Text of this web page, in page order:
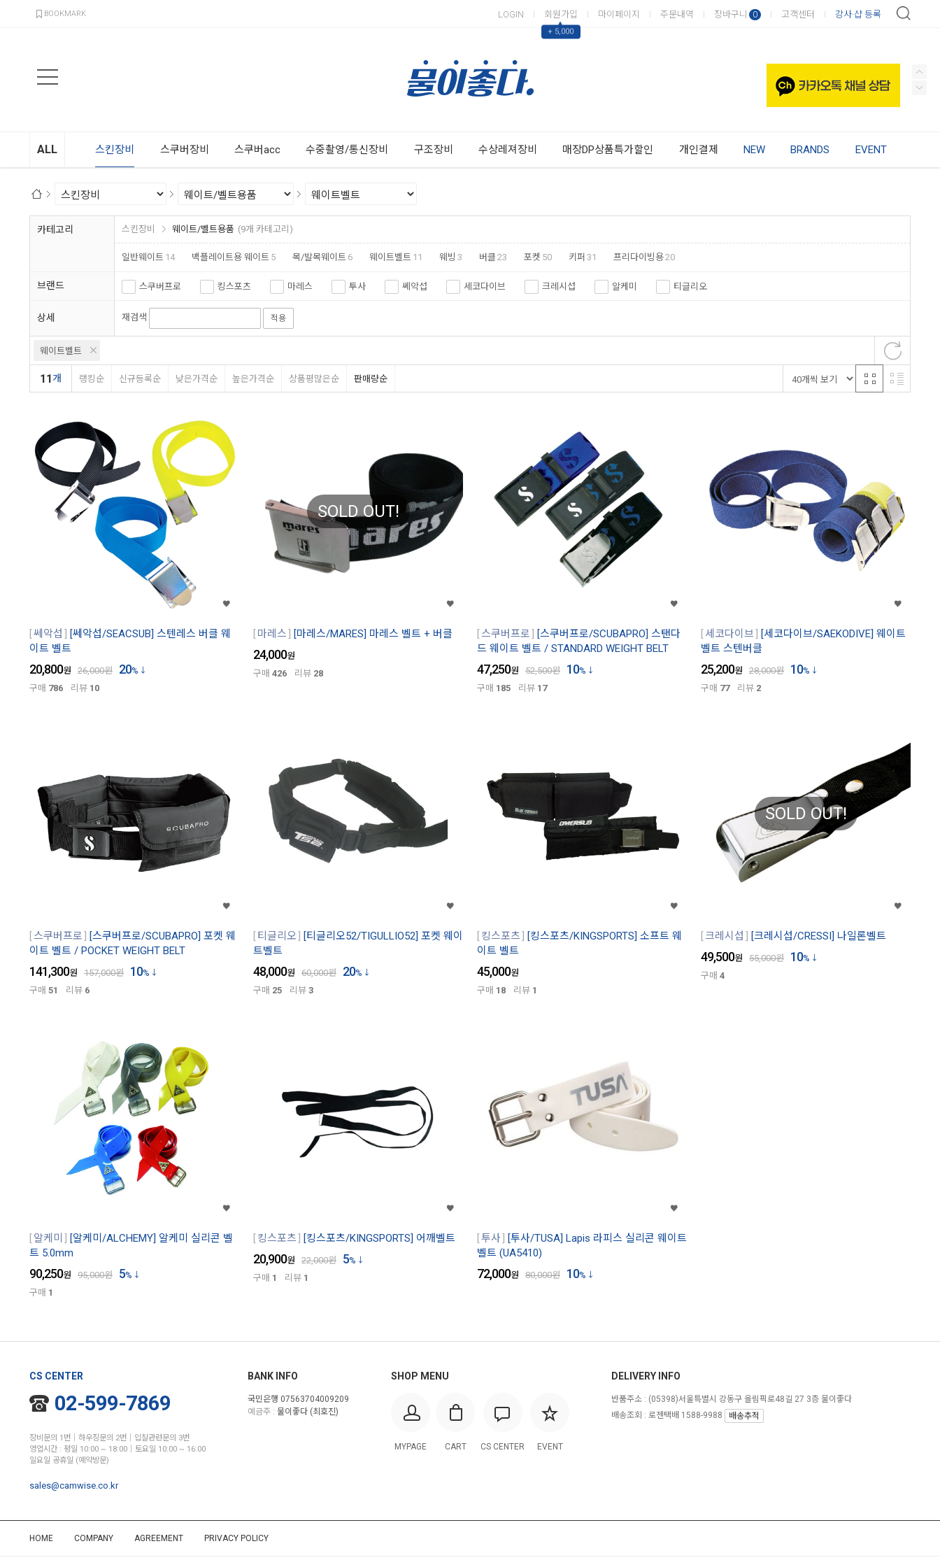
BOOKMARK LOGIN 회원가입
▲
+ 5,000
마이페이지 주문내역 장바구니 0 고객센터 강사·샵 등록
ALL 스킨장비 스쿠버장비 스쿠버acc 수중촬영/통신장비 구조장비 수상레져장비 매장DP상품특가할인 개인결제 NEW BRANDS EVENT
카테고리 스킨장비 웨이트/벨트용품 (9개 카테고리)
일반웨이트 14 백플레이트용 웨이트 5 목/발목웨이트 6 웨이트벨트 11 웨빙 3 버클 23 포켓 50 키퍼 31 프리다이빙용20
브랜드 스쿠버프로 킹스포츠 마레스 투사 쎄악섭 세코다이브 크레시섭 알케미 티글리오
상세 재검색 적용
웨이트벨트
11개 랭킹순 신규등록순 낮은가격순 높은가격순 상품평많은순 판매량순
쎄악섭
[쎄악섭/SEACSUB] 스텐레스 버클 웨
이트 벨트
20,800원 26,000원 20%
구매 786 리뷰 10
SOLD OUT!
마레스 [마레스/MARES] 마레스 벨트 + 버클
24,000원
구매 426 리뷰 28
스쿠버프로
[스쿠버프로/SCUBAPRO] 스탠다
드 웨이트 벨트 / STANDARD WEIGHT BELT
47,250원 52,500원 10%
구매 185 리뷰 17
세코다이브
[세코다이브/SAEKODIVE] 웨이트
벨트 스텐버클
25,200원 28,000원 10%
구매 77 리뷰 2
스쿠버프로
[스쿠버프로/SCUBAPRO] 포켓 웨
이트 벨트 / POCKET WEIGHT BELT
141,300원 157,000원 10%
구매 51 리뷰 6
티글리오
[티글리오52/TIGULLIO52] 포켓 웨이
트벨트
48,000원 60,000원 20%
구매 25 리뷰 3
킹스포츠
[킹스포츠/KINGSPORTS] 소프트 웨
이트 벨트
45,000원
구매 18 리뷰 1
SOLD OUT!
크레시섭 [크레시섭/CRESSI] 나일론벨트
49,500원 55,000원 10%
구매 4
알케미
[알케미/ALCHEMY] 알케미 실리콘 벨
트 5.0mm
90,250원 95,000원 5%
구매 1
킹스포츠 [킹스포츠/KINGSPORTS] 어깨벨트
20,900원 22,000원 5%
구매 1 리뷰 1
투사
[투사/TUSA] Lapis 라피스 실리콘 웨이트
벨트 (UA5410)
72,000원 80,000원 10%
CS CENTER
02-599-7869
장비문의 1번│하우징문의 2번│입찰관련문의 3번
영업시간 : 평일 10:00 ~ 18:00│토요일 10:00 ~ 16:00
일요일 공휴일 (예약방문)
sales@camwise.co.kr
BANK INFO
국민은행 07563704009209
예금주 : 물이좋다 (최호진)
SHOP MENU
MYPAGE CART CS CENTER EVENT
DELIVERY INFO
반품주소 : (05398)서울특별시 강동구 올림픽로48길 27 3층 물이좋다
배송조회 : 로젠택배 1588-9988
배송추적
HOME COMPANY AGREEMENT PRIVACY POLICY